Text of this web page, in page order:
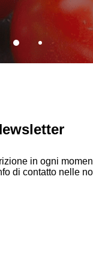
in ogni
di contatto nelle